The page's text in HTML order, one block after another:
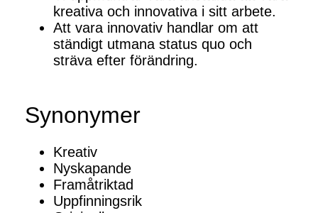
kreativa och innovativa i sitt arbete.
Att vara innovativ handlar om att
ständigt utmana status quo och
sträva efter förändring.
Synonymer
Kreativ
Nyskapande
Framåtriktad
Uppfinningsrik